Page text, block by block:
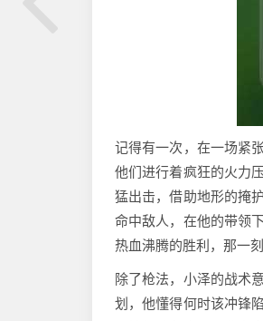
记得有一次，在一场紧
他们进行着疯狂的火力
猛出击，借助地形的掩
命中敌人，在他的带领
热血沸腾的胜利，那一
除了枪法，小泽的战术
划，他懂得何时该冲锋